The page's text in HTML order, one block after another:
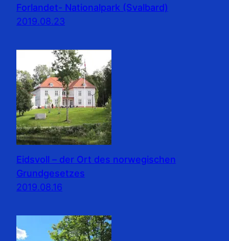
Forlandet- Nationalpark (Svalbard)
2019.08.23
Eidsvoll – der Ort des norwegischen
Grundgesetzes
2019.08.16